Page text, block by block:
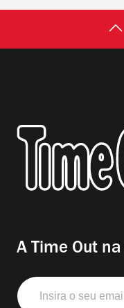
A Time Out
Insira
o